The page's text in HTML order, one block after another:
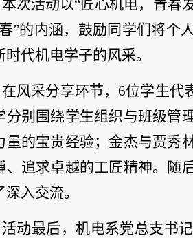
本次活动以“匠心机电，青春
”的内涵，鼓励同学们将个
时代机电学子的风采。
在风采分享环节，6位学生代
分别围绕学生组织与班级管
量的宝贵经验；金杰与贾秀
、追求卓越的工匠精神。随
深入交流。
活动最后，机电系党总支书